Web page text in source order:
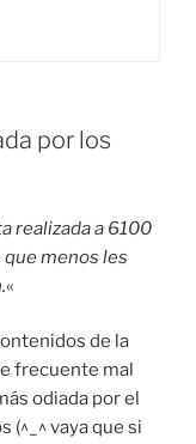
por los
realizada a 6100
menos les
«
de la
frecuente mal
odiada por el
(^_^ vaya que si